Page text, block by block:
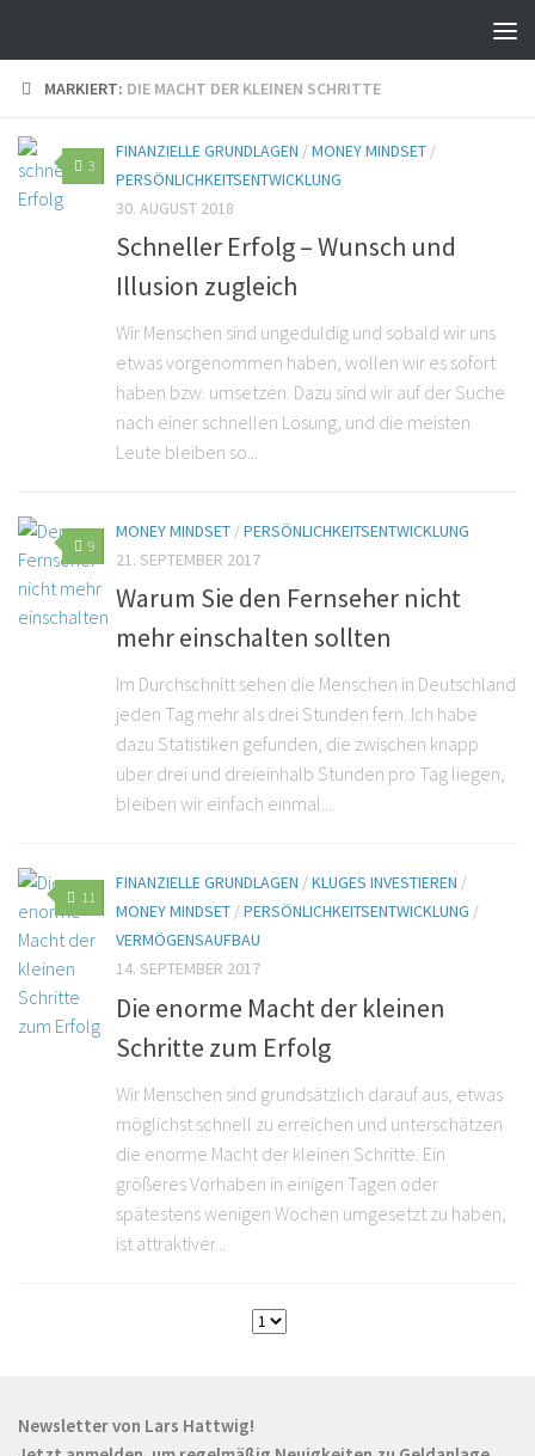
MARKIERT: DIE MACHT DER KLEINEN SCHRITTE
3
FINANZIELLE GRUNDLAGEN /MONEY MINDSET /
PERSÖNLICHKEITSENTWICKLUNG
30. AUGUST 2018
Schneller Erfolg – Wunsch und
Illusion zugleich
Wir Menschen sind ungeduldig und sobald wir uns
etwas vorgenommen haben, wollen wir es sofort
haben bzw. umsetzen. Dazu sind wir auf der Suche
nach einer schnellen Lösung, und die meisten
Leute bleiben so...
9
MONEY MINDSET /PERSÖNLICHKEITSENTWICKLUNG
21. SEPTEMBER 2017
Warum Sie den Fernseher nicht
mehr einschalten sollten
Im Durchschnitt sehen die Menschen in Deutschland
jeden Tag mehr als drei Stunden fern. Ich habe
dazu Statistiken gefunden, die zwischen knapp
über drei und dreieinhalb Stunden pro Tag liegen,
bleiben wir einfach einmal...
11
FINANZIELLE GRUNDLAGEN /KLUGES INVESTIEREN /
MONEY MINDSET /PERSÖNLICHKEITSENTWICKLUNG /
VERMÖGENSAUFBAU
14. SEPTEMBER 2017
Die enorme Macht der kleinen
Schritte zum Erfolg
Wir Menschen sind grundsätzlich darauf aus, etwas
möglichst schnell zu erreichen und unterschätzen
die enorme Macht der kleinen Schritte. Ein
größeres Vorhaben in einigen Tagen oder
spätestens wenigen Wochen umgesetzt zu haben,
ist attraktiver...
Newsletter von Lars Hattwig!